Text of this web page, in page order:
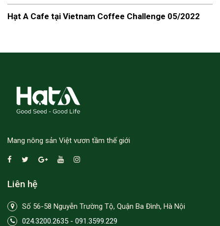
Hạt A Cafe tại Vietnam Coffee Challenge 05/2022
Mang nông sản Việt vươn tầm thế giới
Liên hệ
Số 56-58 Nguyễn Trường Tộ, Quận Ba Đình, Hà Nội
024.3200.2635 - 091.3599.229